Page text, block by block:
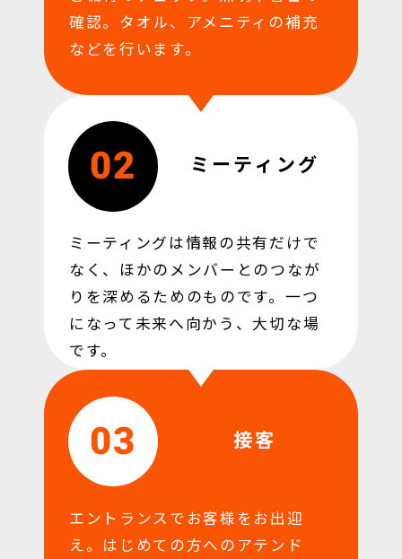
確認。 タオル、アメニティの補充
などを行います。
02 ミーティング
ミーティングは情報の共有だけで
なく、ほかのメンバーとのつなが
りを深めるためのものです。 一つ
になって未来へ向かう、大切な場
です。
03 接客
エントランスでお客様をお出迎
え。はじめての方へのアテンド